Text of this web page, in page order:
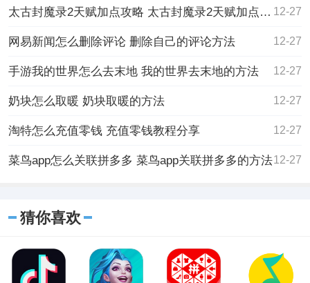
太古封魔录2天赋加点攻略 太古封魔录2天赋加点攻略一览 12-27
网易新闻怎么删除评论 删除自己的评论方法 12-27
手游我的世界怎么去末地 我的世界去末地的方法 12-27
奶块怎么取暖 奶块取暖的方法 12-27
淘特怎么充值零钱 充值零钱教程分享 12-27
菜鸟app怎么关联拼多多 菜鸟app关联拼多多的方法12-27
猜你喜欢